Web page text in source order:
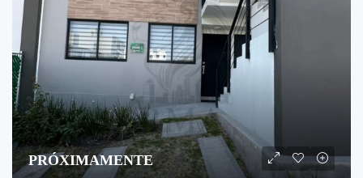
PRÓXIMAMENTE